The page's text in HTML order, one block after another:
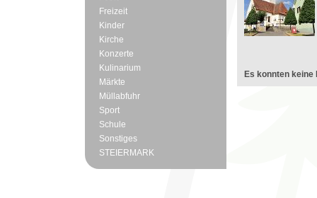
Freizeit
Kinder
Kirche
Konzerte
Kulinarium
Märkte
Müllabfuhr
Sport
Schule
Sonstiges
STEIERMARK
Es konnten keine